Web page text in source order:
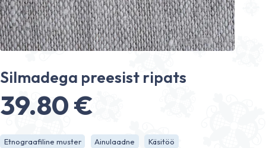
Silmadega preesist ripats
39.80€
Etnograafiline muster Ainulaadne Käsitöö